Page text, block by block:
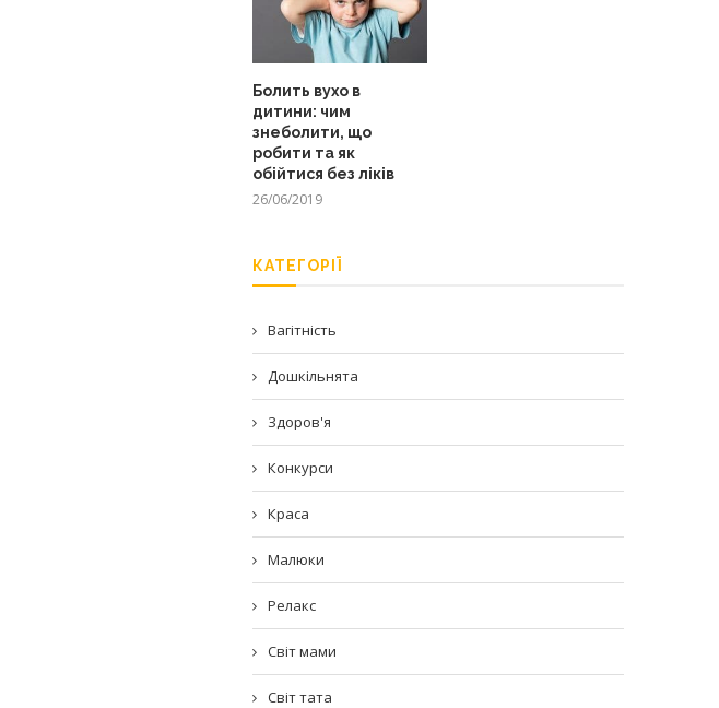
Болить вухо в
дитини: чим
знеболити, що
робити та як
обійтися без ліків
26/06/2019
КАТЕГОРІЇ
Вагітність
Дошкільнята
Здоров'я
Конкурси
Краса
Малюки
Релакс
Світ мами
Світ тата